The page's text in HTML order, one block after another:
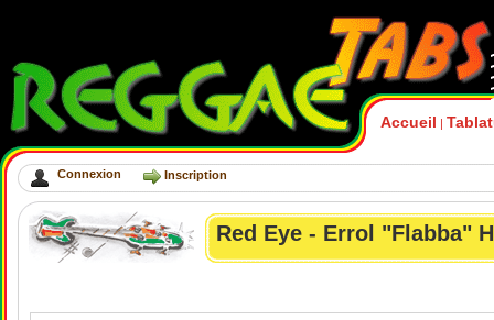
Accueil |
Connexion Inscription
Red Eye - Errol "Flabba"